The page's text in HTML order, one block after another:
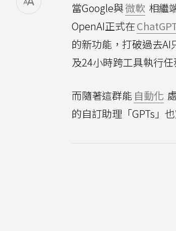
當Google與微軟 相繼
OpenAI正式在
的新功能，打破過去
及24小時跨工具執行任
而隨著這群能 自動化
的自訂助理「GPTs」